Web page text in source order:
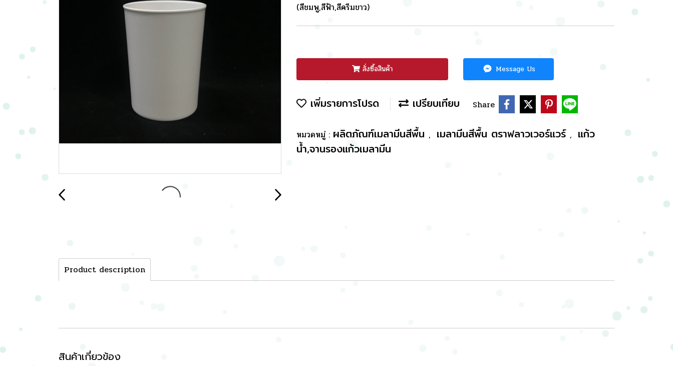
(สีชมพู,สีฟ้า,สีครีมขาว)
สั่งซื้อสินค้า Message Us
เพิ่มรายการโปรด เปรียบเทียบ Share
หมวดหมู่ : ผลิตภัณฑ์เมลามีนสีพื้น , เมลามีนสีพื้น ตราฟลาวเวอร์แวร์ , แก้ว
น้ำ,จานรองแก้วเมลามีน
Product description
สินค้าเกี่ยวข้อง